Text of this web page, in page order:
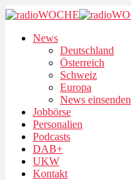
News
Deutschland
Österreich
Schweiz
Europa
News einsenden
Jobbörse
Personalien
Podcasts
DAB+
UKW
Kontakt